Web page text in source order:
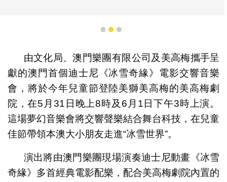
1 2 3
由文化局、澳門樂團有限公司及美高梅攜手呈
獻的澳門首個迪士尼《冰雪奇緣》電影交響音樂
會，將於今年兒童節登陸美獅美高梅的美高梅劇
院，在5月31日晚上8時及6月1日下午3時上演。
這場夢幻音樂會將交響聲樂結合舞台科技，在兒童
佳節帶領本澳大小朋友走進“冰雪世界”。
演出將由澳門樂團現場演奏迪士尼動畫《冰雪
奇緣》多首經典電影配樂，配合美高梅劇院內置的